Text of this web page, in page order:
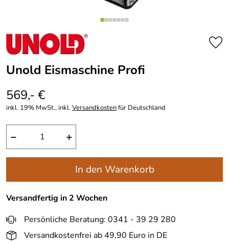
Unold Eismaschine Profi
569,- €
inkl. 19% MwSt., inkl.Versandkostenfür Deutschland
− +
In den Warenkorb
Versandfertig in 2 Wochen
Persönliche Beratung: 0341 - 39 29 280
Versandkostenfrei ab 49,90 Euro in DE